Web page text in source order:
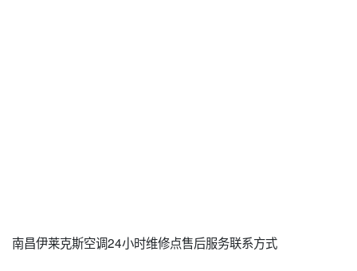
南昌伊莱克斯空调24小时维修点售后服务联系方式